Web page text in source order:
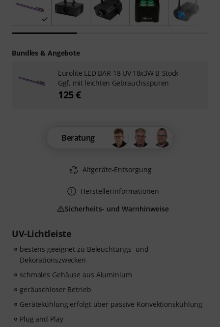
UV-Lichtleiste
bestens geeignet zu Beleuchtungs- und
Dekorationszwecken
schmales Gehäuse aus Aluminium
geräuschloser Betrieb
Gerätekühlung erfolgt über passive Konvektionskühlung
Plug and Play
Beratung
Altgeräte-Entsorgung
Herstellerinformationen
Sicherheits- und Warnhinweise
Bundles & Angebote
Eurolite LED BAR-18 UV 18x3W B-Stock
Ggf. mit leichten Gebrauchsspuren
125 €